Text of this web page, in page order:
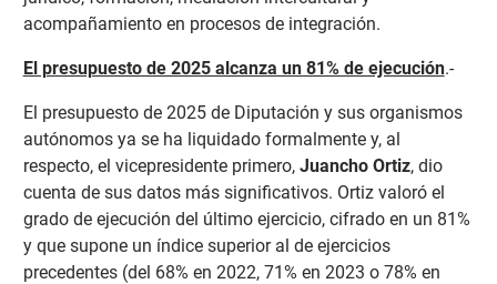
acompañamiento en procesos de integración.
El presupuesto de 2025 alcanza un 81% de ejecución.-
El presupuesto de 2025 de Diputación y sus organismos
autónomos ya se ha liquidado formalmente y, al
respecto, el vicepresidente primero, Juancho Ortiz, dio
cuenta de sus datos más significativos. Ortiz valoró el
grado de ejecución del último ejercicio, cifrado en un 81%
y que supone un índice superior al de ejercicios
precedentes (del 68% en 2022, 71% en 2023 o 78% en